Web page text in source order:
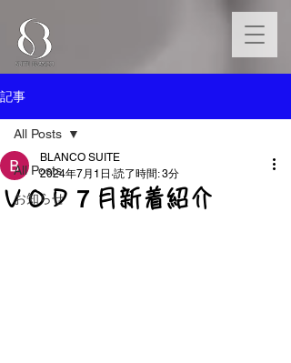
記事
All Posts
お知らせ
All Posts
ＶＯＤ７月新着紹介
BLANCO SUITE
2024年7月1日 読了時間: 3分